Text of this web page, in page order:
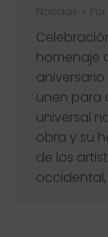
Noticias Por
homenaje
unen para
universal
obra y su
de los